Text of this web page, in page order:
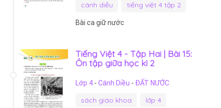
cánh diều
tiếng việt 4 tập 2
Bài ca giữ nước
Tiếng Việt 4 - Tập Hai | Bài 15:
Ôn tập giữa học kì 2
Lớp 4 - Cánh Diều - ĐẤT NƯỚC
sách giáo khoa
lớp 4